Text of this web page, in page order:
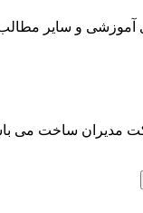
آموزشی و سایر
مدیران ساخت می